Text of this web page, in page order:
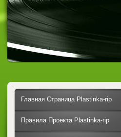
Главная Страница Plastinka-rip
Правила Проекта Plastinka-rip